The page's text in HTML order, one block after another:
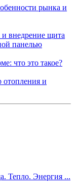
рынка и
и внедрение щита
панелью
что это такое?
и
Тепло. Энергия ...